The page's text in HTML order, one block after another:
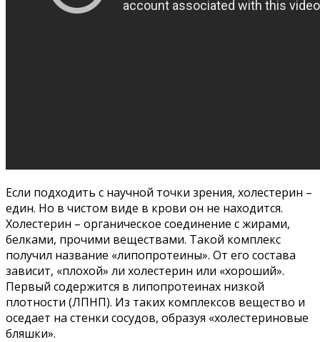
Если подходить с научной точки зрения, холестерин –
един. Но в чистом виде в крови он не находится.
Холестерин – органическое соединение с жирами,
белками, прочими веществами. Такой комплекс
получил название «липопротеины». От его состава
зависит, «плохой» ли холестерин или «хороший».
Первый содержится в липопротеинах низкой
плотности (ЛПНП). Из таких комплексов вещество и
оседает на стенки сосудов, образуя «холестериновые
бляшки».